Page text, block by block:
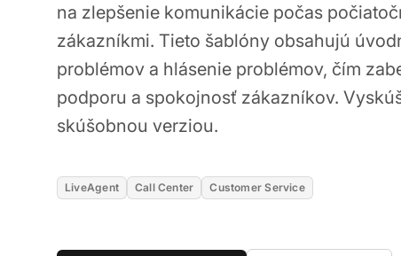
na zlepšenie komunikácie počas
zákazníkmi. Tieto šablóny obsahujú
problémov a hlásenie problémov, čím
podporu a spokojnosť zákazníkov.
skúšobnou verziou.
LiveAgent Call Center Customer Service